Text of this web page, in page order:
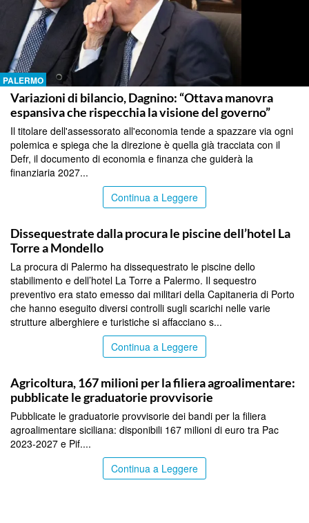
PALERMO
Variazioni di bilancio, Dagnino: “Ottava manovra
espansiva che rispecchia la visione del governo”
Il titolare dell'assessorato all'economia tende a spazzare via ogni
polemica e spiega che la direzione è quella già tracciata con il
Defr, il documento di economia e finanza che guiderà la
finanziaria 2027...
Continua a Leggere
Dissequestrate dalla procura le piscine dell’hotel La
Torre a Mondello
La procura di Palermo ha dissequestrato le piscine dello
stabilimento e dell’hotel La Torre a Palermo. Il sequestro
preventivo era stato emesso dai militari della Capitaneria di Porto
che hanno eseguito diversi controlli sugli scarichi nelle varie
strutture alberghiere e turistiche si affacciano s...
Continua a Leggere
Agricoltura, 167 milioni per la filiera agroalimentare:
pubblicate le graduatorie provvisorie
Pubblicate le graduatorie provvisorie dei bandi per la filiera
agroalimentare siciliana: disponibili 167 milioni di euro tra Pac
2023-2027 e Pif....
Continua a Leggere